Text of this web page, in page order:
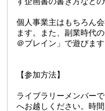
個人事業主はもちろん
ます。また、副業時代
＠ブレイン」で遊びます
【参加方法】
ライブラリーメンバー
へお越しください。時